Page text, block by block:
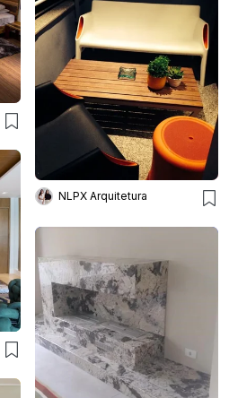
NLPX Arquitetura